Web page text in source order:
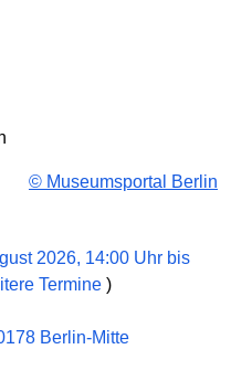
© Museumsportal Berlin
2026, 14:00 Uhr bis
Termine )
Berlin-Mitte